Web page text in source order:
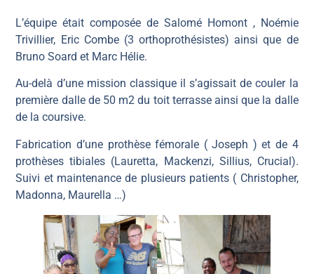
L’équipe était composée de Salomé Homont , Noémie
Trivillier, Eric Combe (3 orthoprothésistes) ainsi que de
Bruno Soard et Marc Hélie.
Au-delà d’une mission classique il s’agissait de couler la
première dalle de 50 m2 du toit terrasse ainsi que la dalle
de la coursive.
Fabrication d’une prothèse fémorale ( Joseph ) et de 4
prothèses tibiales (Lauretta, Mackenzi, Sillius, Crucial).
Suivi et maintenance de plusieurs patients ( Christopher,
Madonna, Maurella …)